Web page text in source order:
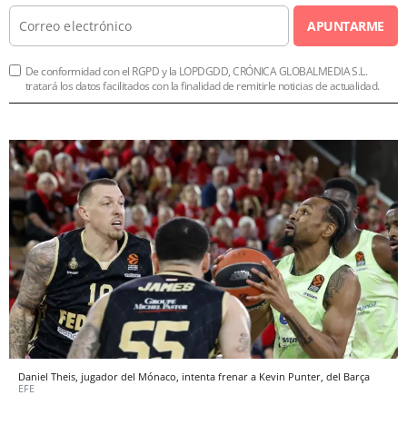
APUNTARME
De conformidad con el RGPD y la LOPDGDD, CRÓNICA GLOBALMEDIA S.L.
tratará los datos facilitados con la finalidad de remitirle noticias de actualidad.
Daniel Theis, jugador del Mónaco, intenta frenar a Kevin Punter, del Barça
EFE